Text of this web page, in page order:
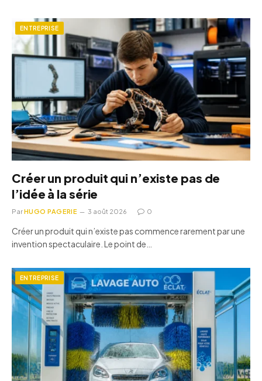
ENTREPRISE
Créer un produit qui n’existe pas de
l’idée à la série
ParHUGO PAGERIE 3 août 2026 0
Créer un produit qui n’existe pas commence rarement par une
invention spectaculaire. Le point de…
ENTREPRISE